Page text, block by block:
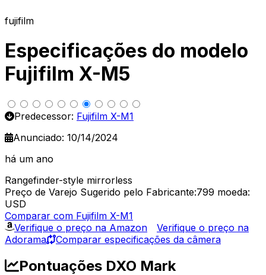
fujifilm
Especificações do modelo
Fujifilm X-M5
Predecessor: Fujifilm X-M1
Anunciado: 10/14/2024
há um ano
Rangefinder-style mirrorless
Preço de Varejo Sugerido pelo Fabricante:799 moeda:
USD
Comparar com Fujifilm X-M1
Verifique o preço na Amazon
Verifique o preço na
Adorama
Comparar especificações da câmera
Pontuações DXO Mark